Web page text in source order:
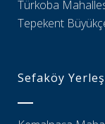
Türkoba
Tepekent
Sefaköy